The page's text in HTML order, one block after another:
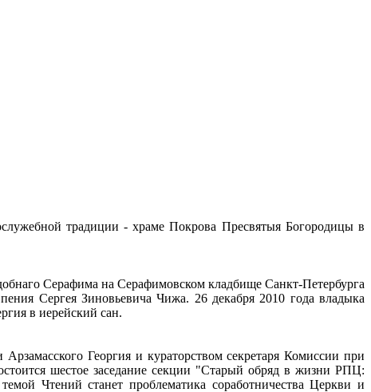
традиции - храме Покрова Пресвятыя Богородицы в
Серафима на Серафимовском кладбище Санкт-Петербурга
Сергея Зиновьевича Чижа. 26 декабря 2010 года владыка
в иерейский сан.
Георгия и кураторством секретаря Комиссии при
шестое заседание секции "Старый обряд в жизни РПЦ:
Чтений станет проблематика соработничества Церкви и